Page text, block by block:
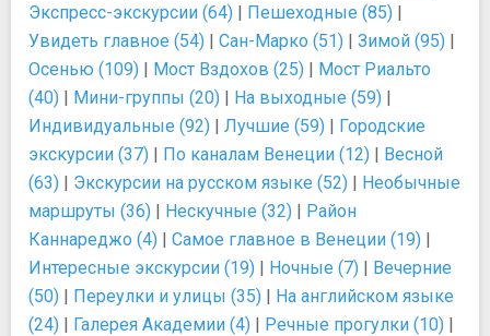
Экспресс-экскурсии (64) | Пешеходные (85) |
Увидеть главное (54) | Сан-Марко (51) | Зимой (95) |
Осенью (109) | Мост Вздохов (25) | Мост Риальто
(40) | Мини-группы (20) | На выходные (59) |
Индивидуальные (92) | Лучшие (59) | Городские
экскурсии (37) | По каналам Венеции (12) | Весной
(63) | Экскурсии на русском языке (52) | Необычные
маршруты (36) | Нескучные (32) | Район
Каннареджо (4) | Самое главное в Венеции (19) |
Интересные экскурсии (19) | Ночные (7) | Вечерние
(50) | Переулки и улицы (35) | На английском языке
(24) | Галерея Академии (4) | Речные прогулки (10) |